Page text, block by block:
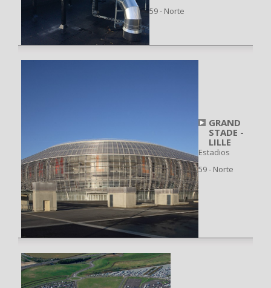
59 - Norte
GRAND
STADE -
LILLE
Estadios
59 - Norte